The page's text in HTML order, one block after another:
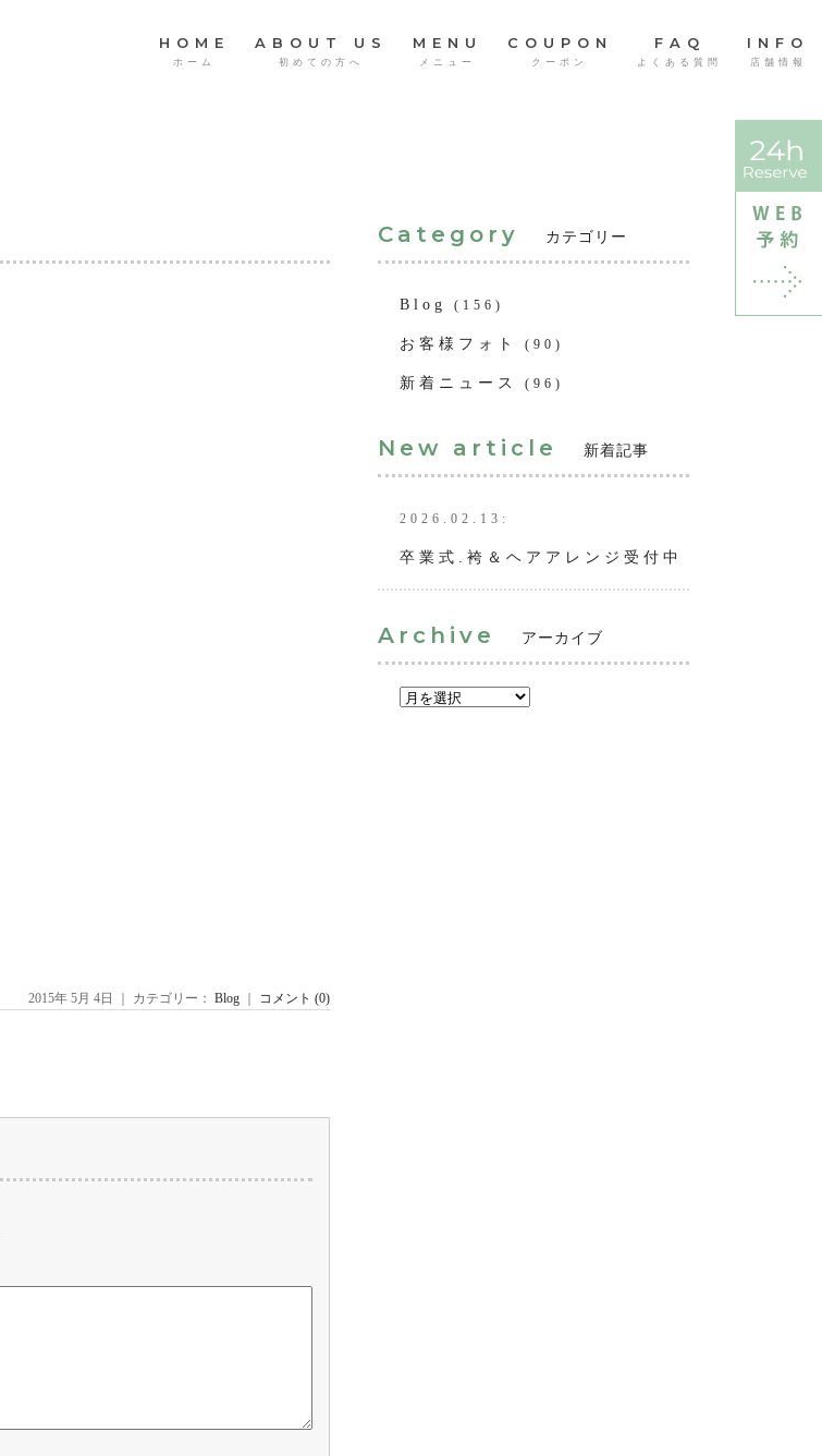
HOME
ホーム
ABOUT US
初めての方へ
MENU
メニュー
COUPON
クーポン
FAQ
よくある質問
INFO
店舗情報
2015年 5月 4日 ｜ カテゴリー： Blog コメント (0)
Category カテゴリー
Blog (156)
お客様フォト (90)
新着ニュース (96)
New article 新着記事
2026.02.13:
卒業式.袴＆ヘアアレンジ受付中
Archive アーカイブ